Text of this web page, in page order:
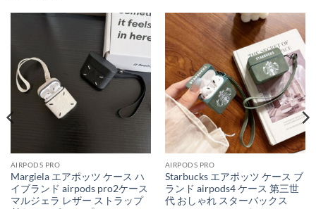
AIRPODS PRO
Margiela エアポッツ ケース ハ
イブランド airpods pro2ケース
マルジェラ レザー ストラップ
AIRPODS PRO
Starbucks エアポッツ ケース ブ
ランド airpods4 ケース 第三世
代 おしゃれ スターバックス